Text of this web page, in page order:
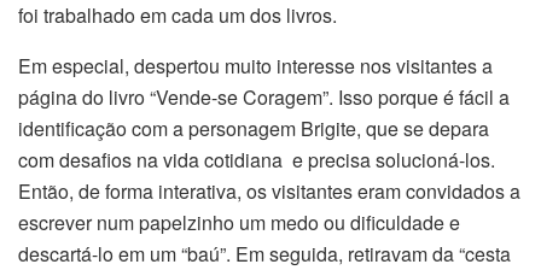
foi trabalhado em cada um dos livros.
Em especial, despertou muito interesse nos visitantes a
página do livro “Vende-se Coragem”. Isso porque é fácil a
identificação com a personagem Brigite, que se depara
com desafios na vida cotidiana e precisa solucioná-los.
Então, de forma interativa, os visitantes eram convidados a
escrever num papelzinho um medo ou dificuldade e
descartá-lo em um “baú”. Em seguida, retiravam da “cesta